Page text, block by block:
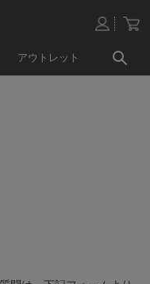
アウトレット